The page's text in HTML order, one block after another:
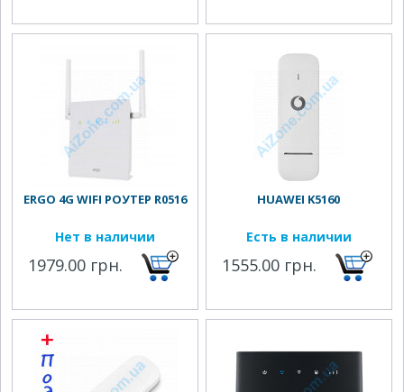
ERGO 4G WIFI РОУТЕР R0516
Нет в наличии
1979.00 грн.
HUAWEI K5160
Есть в наличии
1555.00 грн.